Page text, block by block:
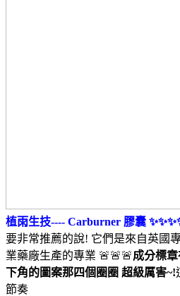
植雨生技---- Carburner 膠囊
要非常推薦的說! 它們是來自英國
業藥廠生產的專業 🚨🚨🚨成分標
下角的圖案那四個圈圈 超級厲害~!
節奏